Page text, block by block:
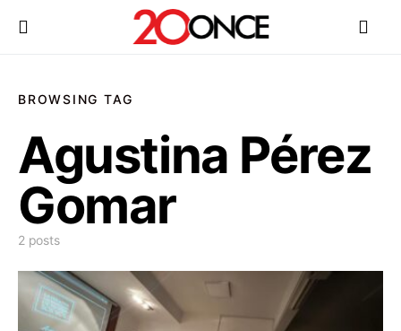
BROWSING TAG
Agustina Pérez
Gomar
2 posts